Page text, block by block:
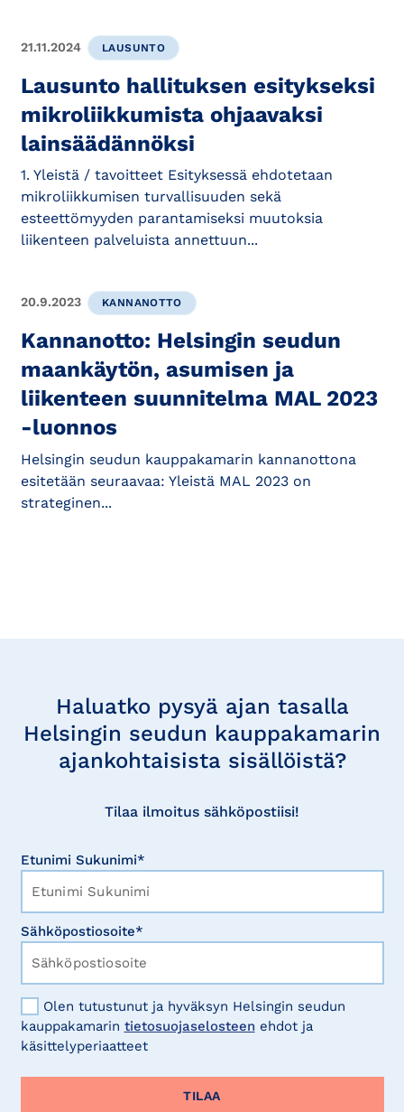
21.11.2024 LAUSUNTO
Lausunto hallituksen esitykseksi
mikroliikkumista ohjaavaksi
lainsäädännöksi
1. Yleistä / tavoitteet Esityksessä ehdotetaan
mikroliikkumisen turvallisuuden sekä
esteettömyyden parantamiseksi muutoksia
liikenteen palveluista annettuun...
20.9.2023 KANNANOTTO
Kannanotto: Helsingin seudun
maankäytön, asumisen ja
liikenteen suunnitelma MAL 2023
-luonnos
Helsingin seudun kauppakamarin kannanottona
esitetään seuraavaa: Yleistä MAL 2023 on
strateginen...
Haluatko pysyä ajan tasalla
Helsingin seudun kauppakamarin
ajankohtaisista sisällöistä?
Tilaa ilmoitus sähköpostiisi!
Etunimi Sukunimi*
Sähköpostiosoite*
Olen tutustunut ja hyväksyn Helsingin seudun
kauppakamarin tietosuojaselosteen ehdot ja
käsittelyperiaatteet